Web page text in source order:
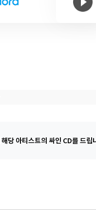
해당 아티스트의 싸인 CD를 드립